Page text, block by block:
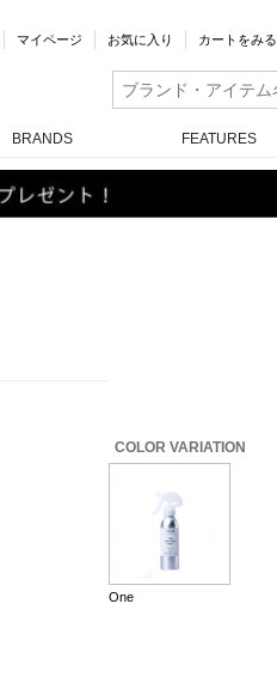
マイページ お気に入り カートをみる
BRANDS FEATURES
COLOR VARIATION
One